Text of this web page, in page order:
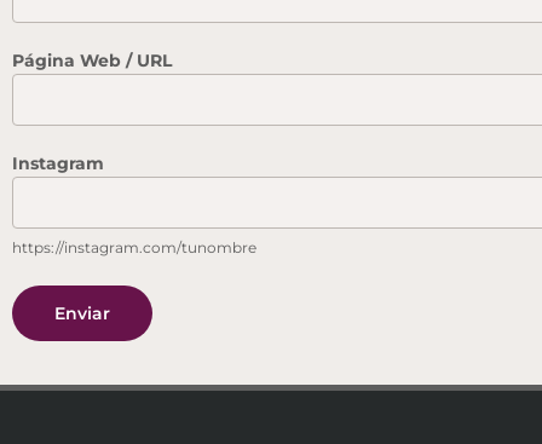
Página Web / URL
Instagram
https://instagram.com/tunombre
Enviar